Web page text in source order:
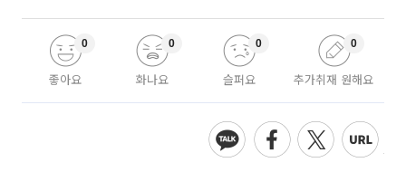
좋아요
0
화나요
0
슬퍼요
0
추가취재 원해요
0